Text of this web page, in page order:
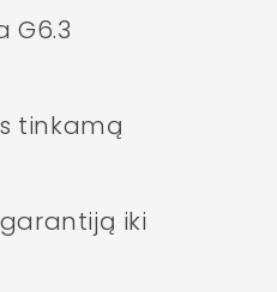
G6.3
tinkamą
iki